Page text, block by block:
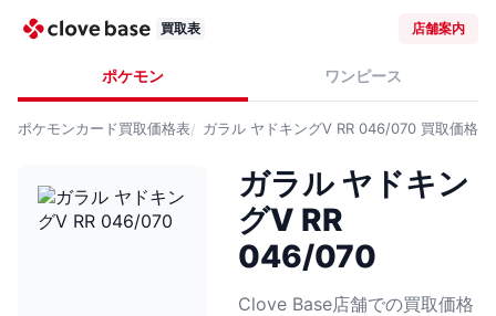
買取表 店舗案内
ポケモン ワンピース
ポケモンカード買取価格表 ガラル ヤドキングV RR 046/070 買取価格
ガラル ヤドキン
グV RR
046/070
Clove Base店舗での買取価格